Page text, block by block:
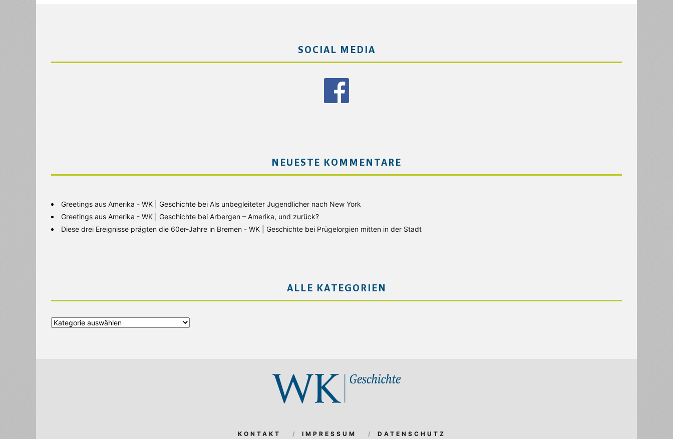
SOCIAL MEDIA
NEUESTE KOMMENTARE
Greetings aus Amerika - WK | Geschichte bei Als unbegleiteter Jugendlicher nach New York
Greetings aus Amerika - WK | Geschichte bei Arbergen – Amerika, und zurück?
Diese drei Ereignisse prägten die 60er-Jahre in Bremen - WK | Geschichte bei Prügelorgien mitten in der Stadt
ALLE KATEGORIEN
Alle
KONTAKT IMPRESSUM DATENSCHUTZ